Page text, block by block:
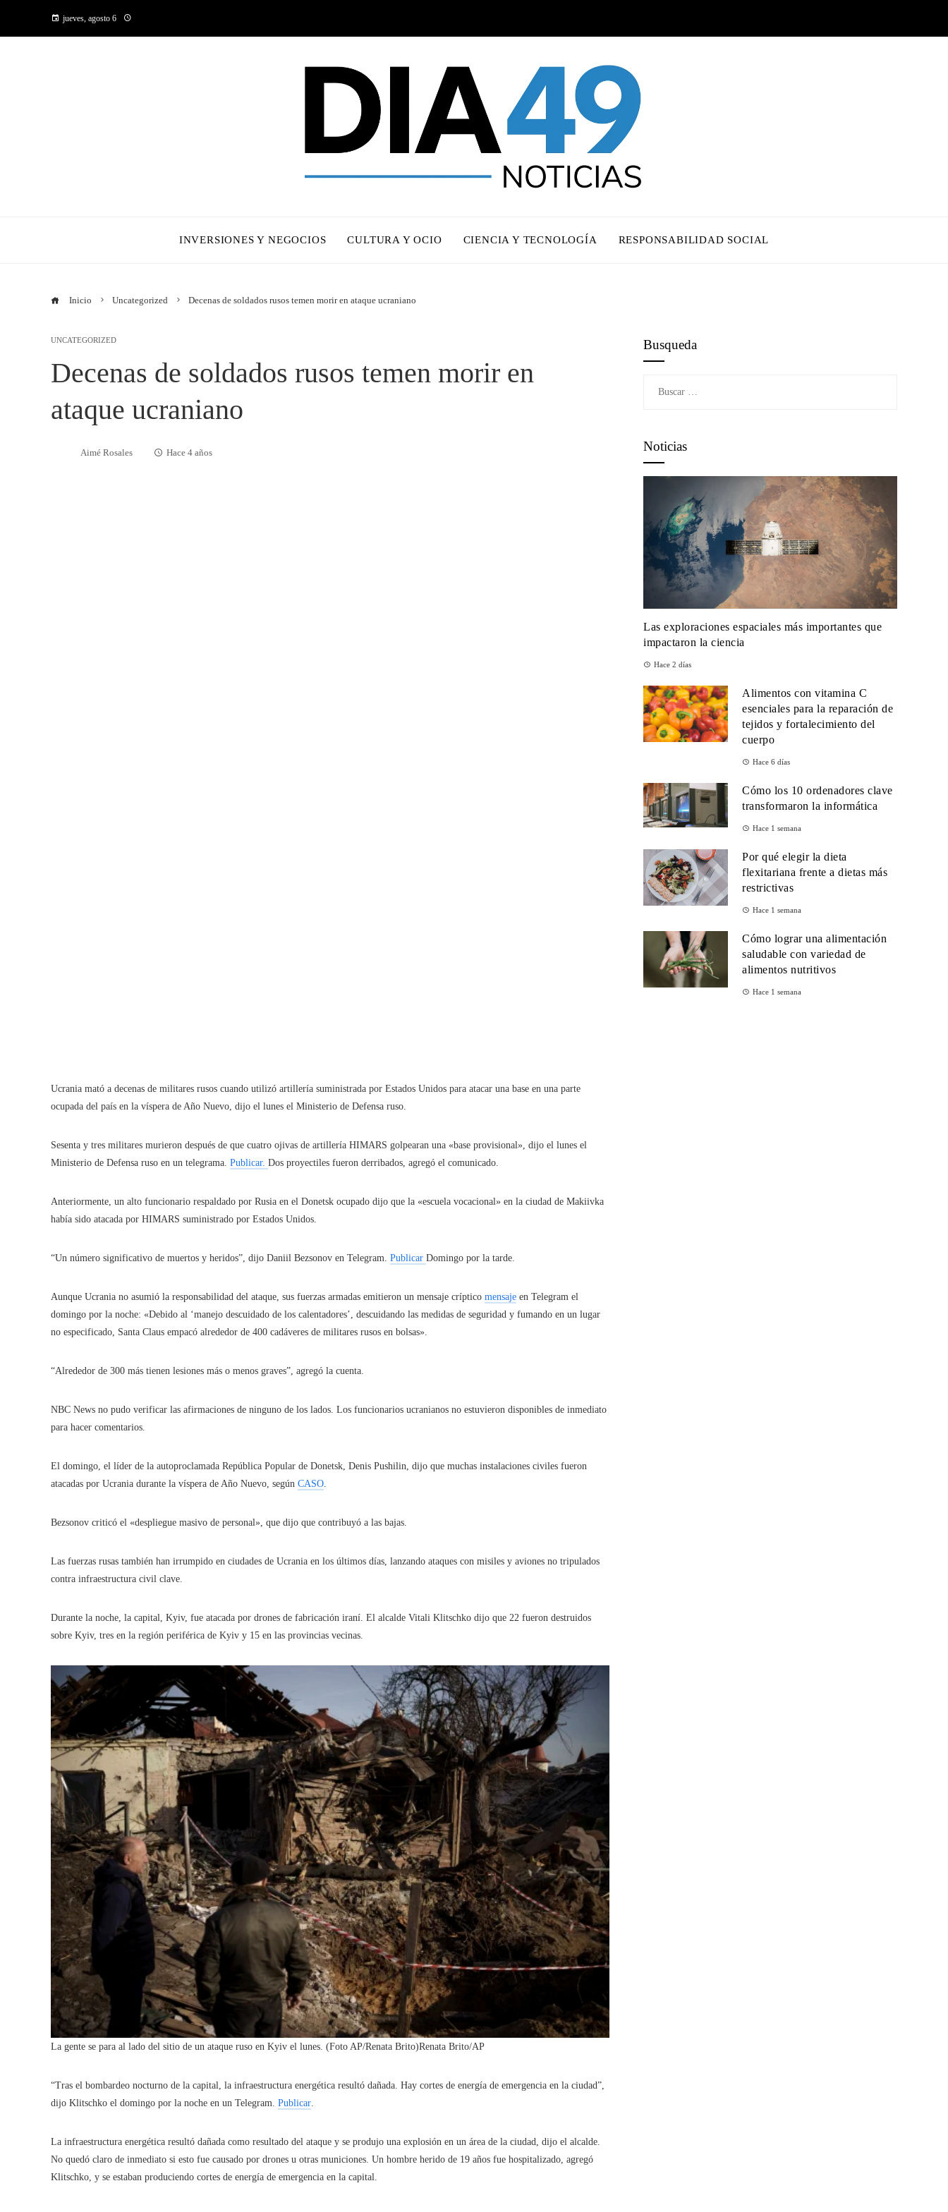
jueves, agosto 6
INVERSIONES Y NEGOCIOS CULTURA Y OCIO CIENCIA Y TECNOLOGÍA RESPONSABILIDAD SOCIAL
Inicio Uncategorized Decenas de soldados rusos temen morir en ataque ucraniano
UNCATEGORIZED
Decenas de soldados rusos temen morir en
ataque ucraniano
Aimé Rosales Hace 4 años
Ucrania mató a decenas de militares rusos cuando utilizó artillería suministrada por Estados Unidos para atacar una base en una parte
ocupada del país en la víspera de Año Nuevo, dijo el lunes el Ministerio de Defensa ruso.
Sesenta y tres militares murieron después de que cuatro ojivas de artillería HIMARS golpearan una «base provisional», dijo el lunes el
Ministerio de Defensa ruso en un telegrama. Publicar. Dos proyectiles fueron derribados, agregó el comunicado.
Anteriormente, un alto funcionario respaldado por Rusia en el Donetsk ocupado dijo que la «escuela vocacional» en la ciudad de Makiivka
había sido atacada por HIMARS suministrado por Estados Unidos.
“Un número significativo de muertos y heridos”, dijo Daniil Bezsonov en Telegram. Publicar Domingo por la tarde.
Aunque Ucrania no asumió la responsabilidad del ataque, sus fuerzas armadas emitieron un mensaje críptico mensaje en Telegram el
domingo por la noche: «Debido al ‘manejo descuidado de los calentadores’, descuidando las medidas de seguridad y fumando en un lugar
no especificado, Santa Claus empacó alrededor de 400 cadáveres de militares rusos en bolsas».
“Alrededor de 300 más tienen lesiones más o menos graves”, agregó la cuenta.
NBC News no pudo verificar las afirmaciones de ninguno de los lados. Los funcionarios ucranianos no estuvieron disponibles de inmediato
para hacer comentarios.
El domingo, el líder de la autoproclamada República Popular de Donetsk, Denis Pushilin, dijo que muchas instalaciones civiles fueron
atacadas por Ucrania durante la víspera de Año Nuevo, según CASO.
Bezsonov criticó el «despliegue masivo de personal», que dijo que contribuyó a las bajas.
Las fuerzas rusas también han irrumpido en ciudades de Ucrania en los últimos días, lanzando ataques con misiles y aviones no tripulados
contra infraestructura civil clave.
Durante la noche, la capital, Kyiv, fue atacada por drones de fabricación iraní. El alcalde Vitali Klitschko dijo que 22 fueron destruidos
sobre Kyiv, tres en la región periférica de Kyiv y 15 en las provincias vecinas.
La gente se para al lado del sitio de un ataque ruso en Kyiv el lunes. (Foto AP/Renata Brito)Renata Brito/AP
“Tras el bombardeo nocturno de la capital, la infraestructura energética resultó dañada. Hay cortes de energía de emergencia en la ciudad”,
dijo Klitschko el domingo por la noche en un Telegram. Publicar
La infraestructura energética resultó dañada como resultado del ataque y se produjo una explosión en un área de la ciudad, dijo el alcalde.
No quedó claro de inmediato si esto fue causado por drones u otras municiones. Un hombre herido de 19 años fue hospitalizado, agregó
Klitschko, y se estaban produciendo cortes de energía de emergencia en la capital.
Busqueda
Noticias
Las exploraciones espaciales más importantes que
impactaron la ciencia
Hace 2 días
Alimentos con vitamina C
esenciales para la reparación de
tejidos y fortalecimiento del
cuerpo
Hace 6 días
Cómo los 10 ordenadores clave
transformaron la informática
Hace 1 semana
Por qué elegir la dieta
flexitariana frente a dietas más
restrictivas
Hace 1 semana
Cómo lograr una alimentación
saludable con variedad de
alimentos nutritivos
Hace 1 semana